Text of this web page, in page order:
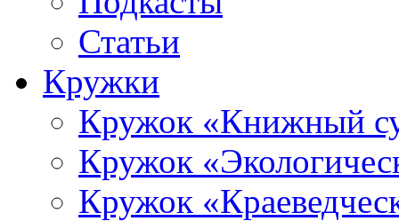
Статьи
Кружки
Кружок «Книжный
Кружок
Кружок